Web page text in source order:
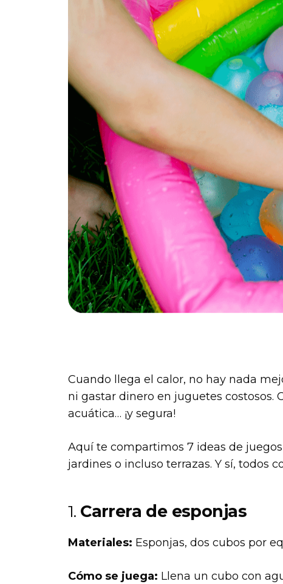
Cuando llega el calor, no hay nada
ni gastar dinero en juguetes costosos.
acuática… ¡y segura!
Aquí te compartimos 7 ideas de
jardines o incluso terrazas. Y sí, todos
1. Carrera de esponjas
Materiales: Esponjas, dos cubos por
Cómo se juega: Llena un cubo con